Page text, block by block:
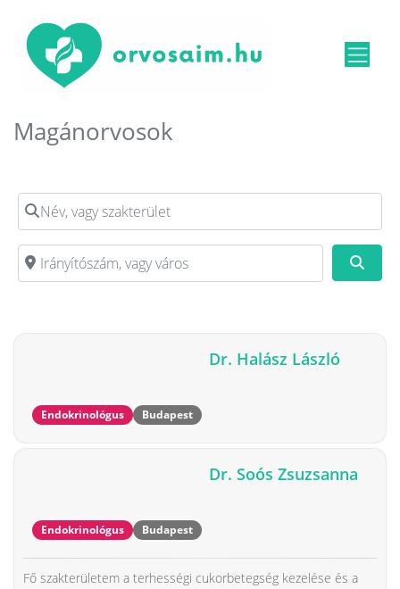
Magánorvosok
Név, vagy szakterület
Irányítószám, vagy város
Dr. Halász László
Endokrinológus Budapest
Dr. Soós Zsuzsanna
Endokrinológus Budapest
Fő szakterületem a terhességi cukorbetegség kezelése és a